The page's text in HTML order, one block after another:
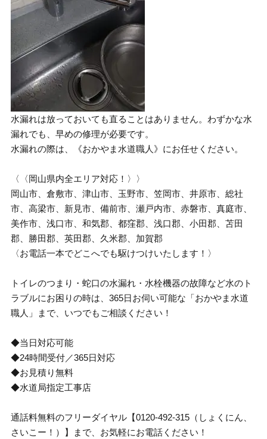
水漏れは放っておいても直ることはありません。わずかな水
漏れでも、早めの修理が必要です。
水漏れの際は、《おかやま水道職人》にお任せください。
〈〈岡山県内全エリア対応！〉〉
岡山市、倉敷市、津山市、玉野市、笠岡市、井原市、総社
市、高梁市、新見市、備前市、瀬戸内市、赤磐市、真庭市、
美作市、浅口市、和気郡、都窪郡、浅口郡、小田郡、苫田
郡、勝田郡、英田郡、久米郡、加賀郡
〈お電話一本でどこへでも駆けつけいたします！〉
トイレのつまり・蛇口の水漏れ・水栓機器の故障など水のト
ラブルにお困りの時は、365日お伺い可能な「おかやま水道
職人」まで、いつでもご相談ください！
◆当日対応可能
◆24時間受付／365日対応
◆お見積り無料
◆水道局指定工事店
通話料無料のフリーダイヤル【0120-492-315（しょくにん、
さいこー！）】まで、お気軽にお電話ください！